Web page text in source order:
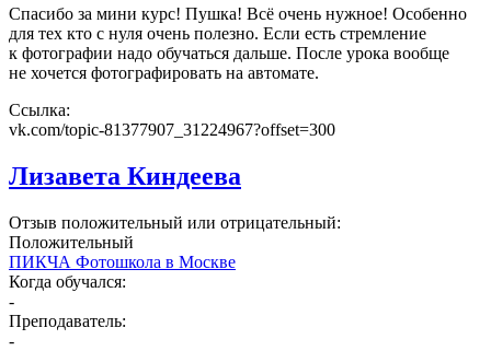
Спасибо за мини курс! Пушка! Всё очень нужное! Особенно
для тех кто с нуля очень полезно. Если есть стремление
к фотографии надо обучаться дальше. После урока вообще
не хочется фотографировать на автомате.
Ссылка:
vk.com/topic-81377907_31224967?offset=300
Лизавета Киндеева
Отзыв положительный или отрицательный:
Положительный
ПИКЧА Фотошкола в Москве
Когда обучался:
-
Преподаватель:
-